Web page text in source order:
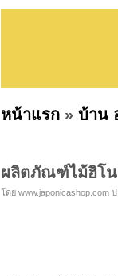
หน้าแรก » บ้าน
ผลิตภัณฑ์ไม้ฮิโ
โดย www.japonicashop.com